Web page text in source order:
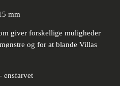
mm
giver forskellige muligheder
og for at blande Villas
ensfarvet